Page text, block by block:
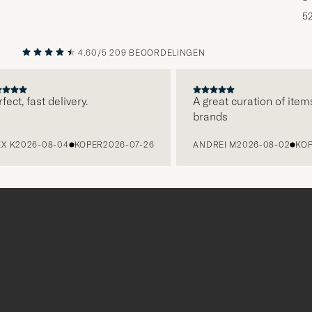
VORIGE
4.60/5 209 BEOORDELINGEN
fast delivery.
08-04 KOPER2026-07-26
A great curation of items,
brands
ANDREI M2026-08-02 KOPER